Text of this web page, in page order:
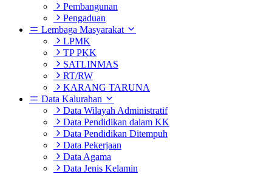
Pembangunan
Pengaduan
Lembaga Masyarakat
LPMK
TP PKK
SATLINMAS
RT/RW
KARANG TARUNA
Data Kalurahan
Data Wilayah Administratif
Data Pendidikan dalam KK
Data Pendidikan Ditempuh
Data Pekerjaan
Data Agama
Data Jenis Kelamin